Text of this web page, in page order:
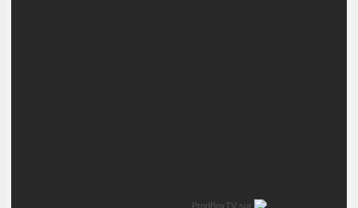
ProdBoxTV sur